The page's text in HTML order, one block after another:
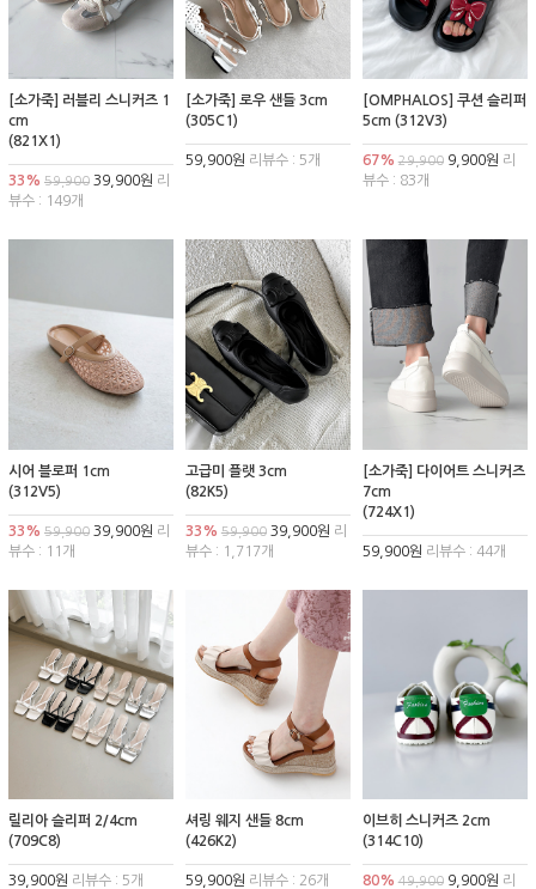
[소가죽] 러블리 스니커즈 1
cm
(821X1)
33% 59,900 39,900원 리
뷰수 : 149개
[소가죽] 로우 샌들 3cm
(305C1)
59,900원 리뷰수 : 5개
[OMPHALOS] 쿠션 슬리퍼
5cm (312V3)
67% 29,9009,900원 리
뷰수 : 83개
시어 블로퍼 1cm
(312V5)
33% 59,900 39,900원 리
뷰수 : 11개
고급미 플랫 3cm
(82K5)
33% 59,90039,900원 리
뷰수 : 1,717개
[소가죽] 다이어트 스니커즈
7cm
(724X1)
59,900원 리뷰수 : 44개
릴리아 슬리퍼 2/4cm
(709C8)
39,900원 리뷰수 : 5개
셔링 웨지 샌들 8cm
(426K2)
59,900원 리뷰수 : 26개
이브히 스니커즈 2cm
(314C10)
80% 49,9009,900원 리